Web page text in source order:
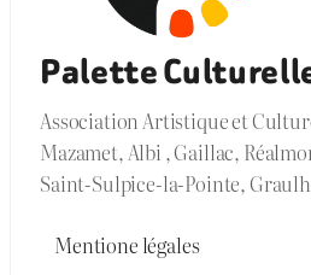
Palette
Association Artistique et
Mazamet, Albi , Gaillac,
Saint-Sulpice-la-Pointe,
Mentione légales